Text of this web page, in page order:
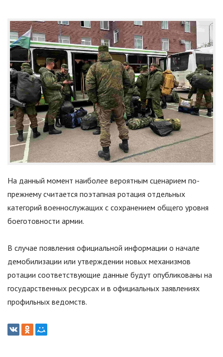
На данный момент наиболее вероятным сценарием по-
прежнему считается поэтапная ротация отдельных
категорий военнослужащих с сохранением общего уровня
боеготовности армии.
В случае появления официальной информации о начале
демобилизации или утверждении новых механизмов
ротации соответствующие данные будут опубликованы на
государственных ресурсах и в официальных заявлениях
профильных ведомств.